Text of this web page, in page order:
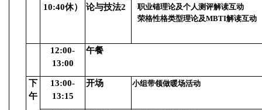
10:40休）
论与技法2
职业锚理论及个人测评解读互动
荣格性格类型理论及MBTI解读互动
12:00-
13:00
午餐
下
午
13:00-
13:15
开场 小组带领做暖场活动